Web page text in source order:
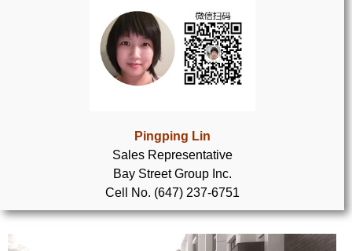
奥克维尔楼花项目
列治文山楼花项目
新居民
Pingping Lin
Sales Representative
Bay Street Group Inc.
Cell No. (647) 237-6751